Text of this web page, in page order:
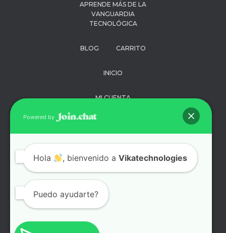
APRENDE MÁS DE LA
VANGUARDIA
TECNOLÓGICA
BLOG CARRITO
INICIO
MI CUENTA
PRIVACIDAD
SOPORTE
TÉRMINOS Y
Powered by
Hola , bienvenido aVikatechnologies
Puedo ayudarte?